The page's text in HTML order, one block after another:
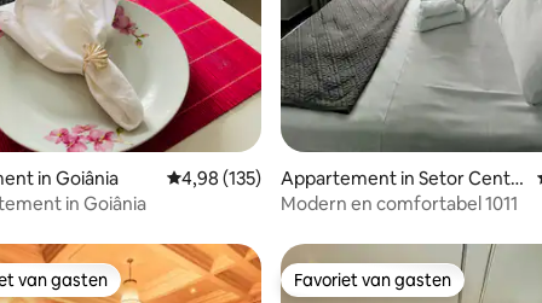
in Goiânia Gemiddelde beoordeling van 4,98 uit 5, 135
4,98 (135)
in Goiânia
Appartement in Setor Centra
lModern en comfortabel 1011
van gasten
van gasten Favoriet van gasten
Favoriet van gasten